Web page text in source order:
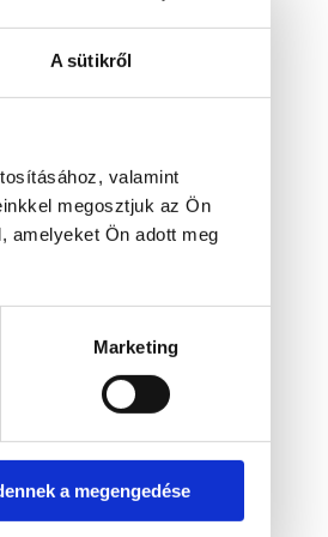
A sütikről
valamint
megosztjuk az Ön
amelyeket Ön adott meg
Marketing
a megengedése